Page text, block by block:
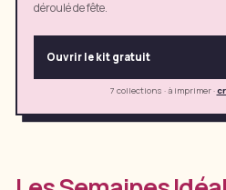
déroulé de fête.
Ouvrir le kit gratuit
7 collections · à imprimer·